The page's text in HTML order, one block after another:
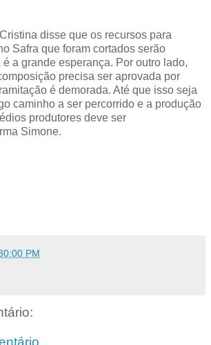
disse que os recursos para
Safra que foram cortados serão
a grande esperança. Por outro lado,
precisa ser aprovada por
é demorada. Até que isso seja
caminho a ser percorrido e a produção
produtores deve ser
Simone.
PM